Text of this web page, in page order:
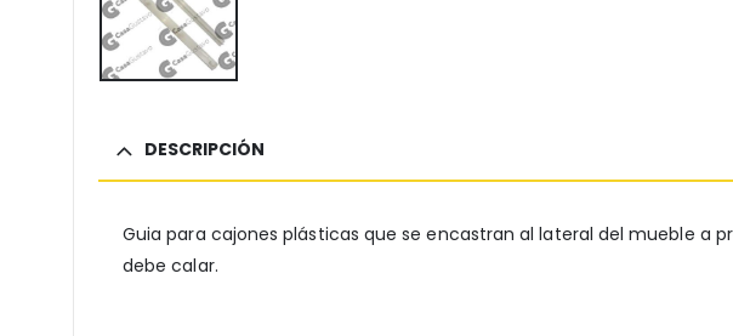
DESCRIPCIÓN
Guia para cajones plásticas que se encastran al lateral del mueble a
debe calar.